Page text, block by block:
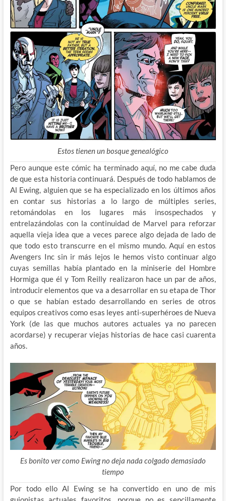
Estos tienen un bosque genealógico
Pero aunque este cómic ha terminado aquí, no me cabe duda
de que esta historia continuará. Después de todo hablamos de
Al Ewing, alguien que se ha especializado en los últimos años
en contar sus historias a lo largo de múltiples series,
retomándolas en los lugares más insospechados y
entrelazándolas con la continuidad de Marvel para reforzar
aquella vieja idea que a veces parece algo dejada de lado de
que todo esto transcurre en el mismo mundo. Aquí en estos
Avengers Inc sin ir más lejos le hemos visto continuar algo
cuyas semillas había plantado en la miniserie del Hombre
Hormiga que él y Tom Reilly realizaron hace un par de años,
introducir elementos que va a desarrollar en su etapa de Thor
o que se habían estado desarrollando en series de otros
equipos creativos como esas leyes anti-superhéroes de Nueva
York (de las que muchos autores actuales ya no parecen
acordarse) y recuperar viejas historias de hace casi cuarenta
años.
Es bonito ver como Ewing no deja nada colgado demasiado
tiempo
Por todo ello Al Ewing se ha convertido en uno de mis